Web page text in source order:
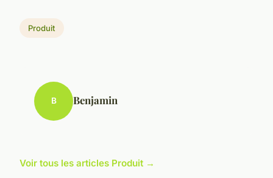
Produit
B Benjamin
Voir tous les articles Produit →